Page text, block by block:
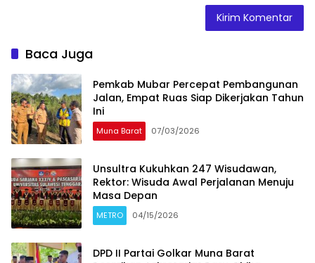
Baca Juga
Pemkab Mubar Percepat Pembangunan
Jalan, Empat Ruas Siap Dikerjakan Tahun
Ini
Muna Barat 07/03/2026
‎Unsultra Kukuhkan 247 Wisudawan,
Rektor: Wisuda Awal Perjalanan Menuju
Masa Depan
METRO 04/15/2026
DPD II Partai Golkar Muna Barat